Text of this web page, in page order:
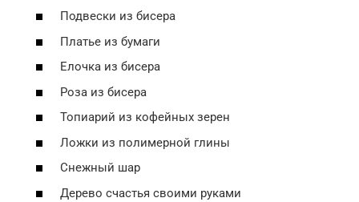
Подвески из бисера
Платье из бумаги
Елочка из бисера
Роза из бисера
Топиарий из кофейных зерен
Ложки из полимерной глины
Снежный шар
Дерево счастья своими руками